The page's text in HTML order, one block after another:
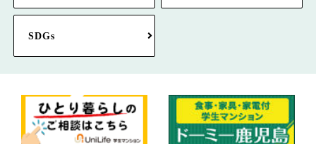
SDGs